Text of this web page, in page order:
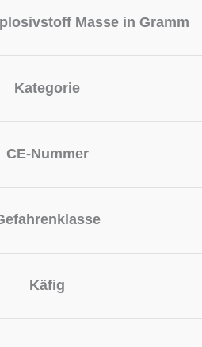
Masse in Gramm
Kategorie
CE-Nummer
Käfig